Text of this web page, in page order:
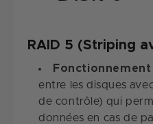
RAID 5 (Striping
Fonctionnement
entre les disques
de contrôle) qui
données en cas de